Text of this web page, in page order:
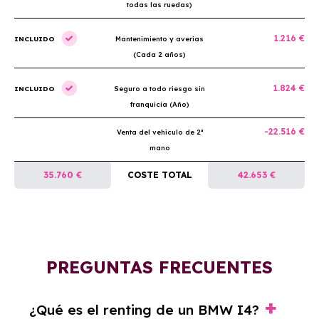
todas las ruedas)
INCLUIDO
Mantenimiento y averías
(Cada 2 años)
1.216 €
INCLUIDO
Seguro a todo riesgo sin
franquicia (Año)
1.824 €
Venta del vehículo de 2ª
mano
-22.516 €
35.760 € COSTE TOTAL 42.653 €
PREGUNTAS FRECUENTES
¿Qué es el renting de un BMW I4?